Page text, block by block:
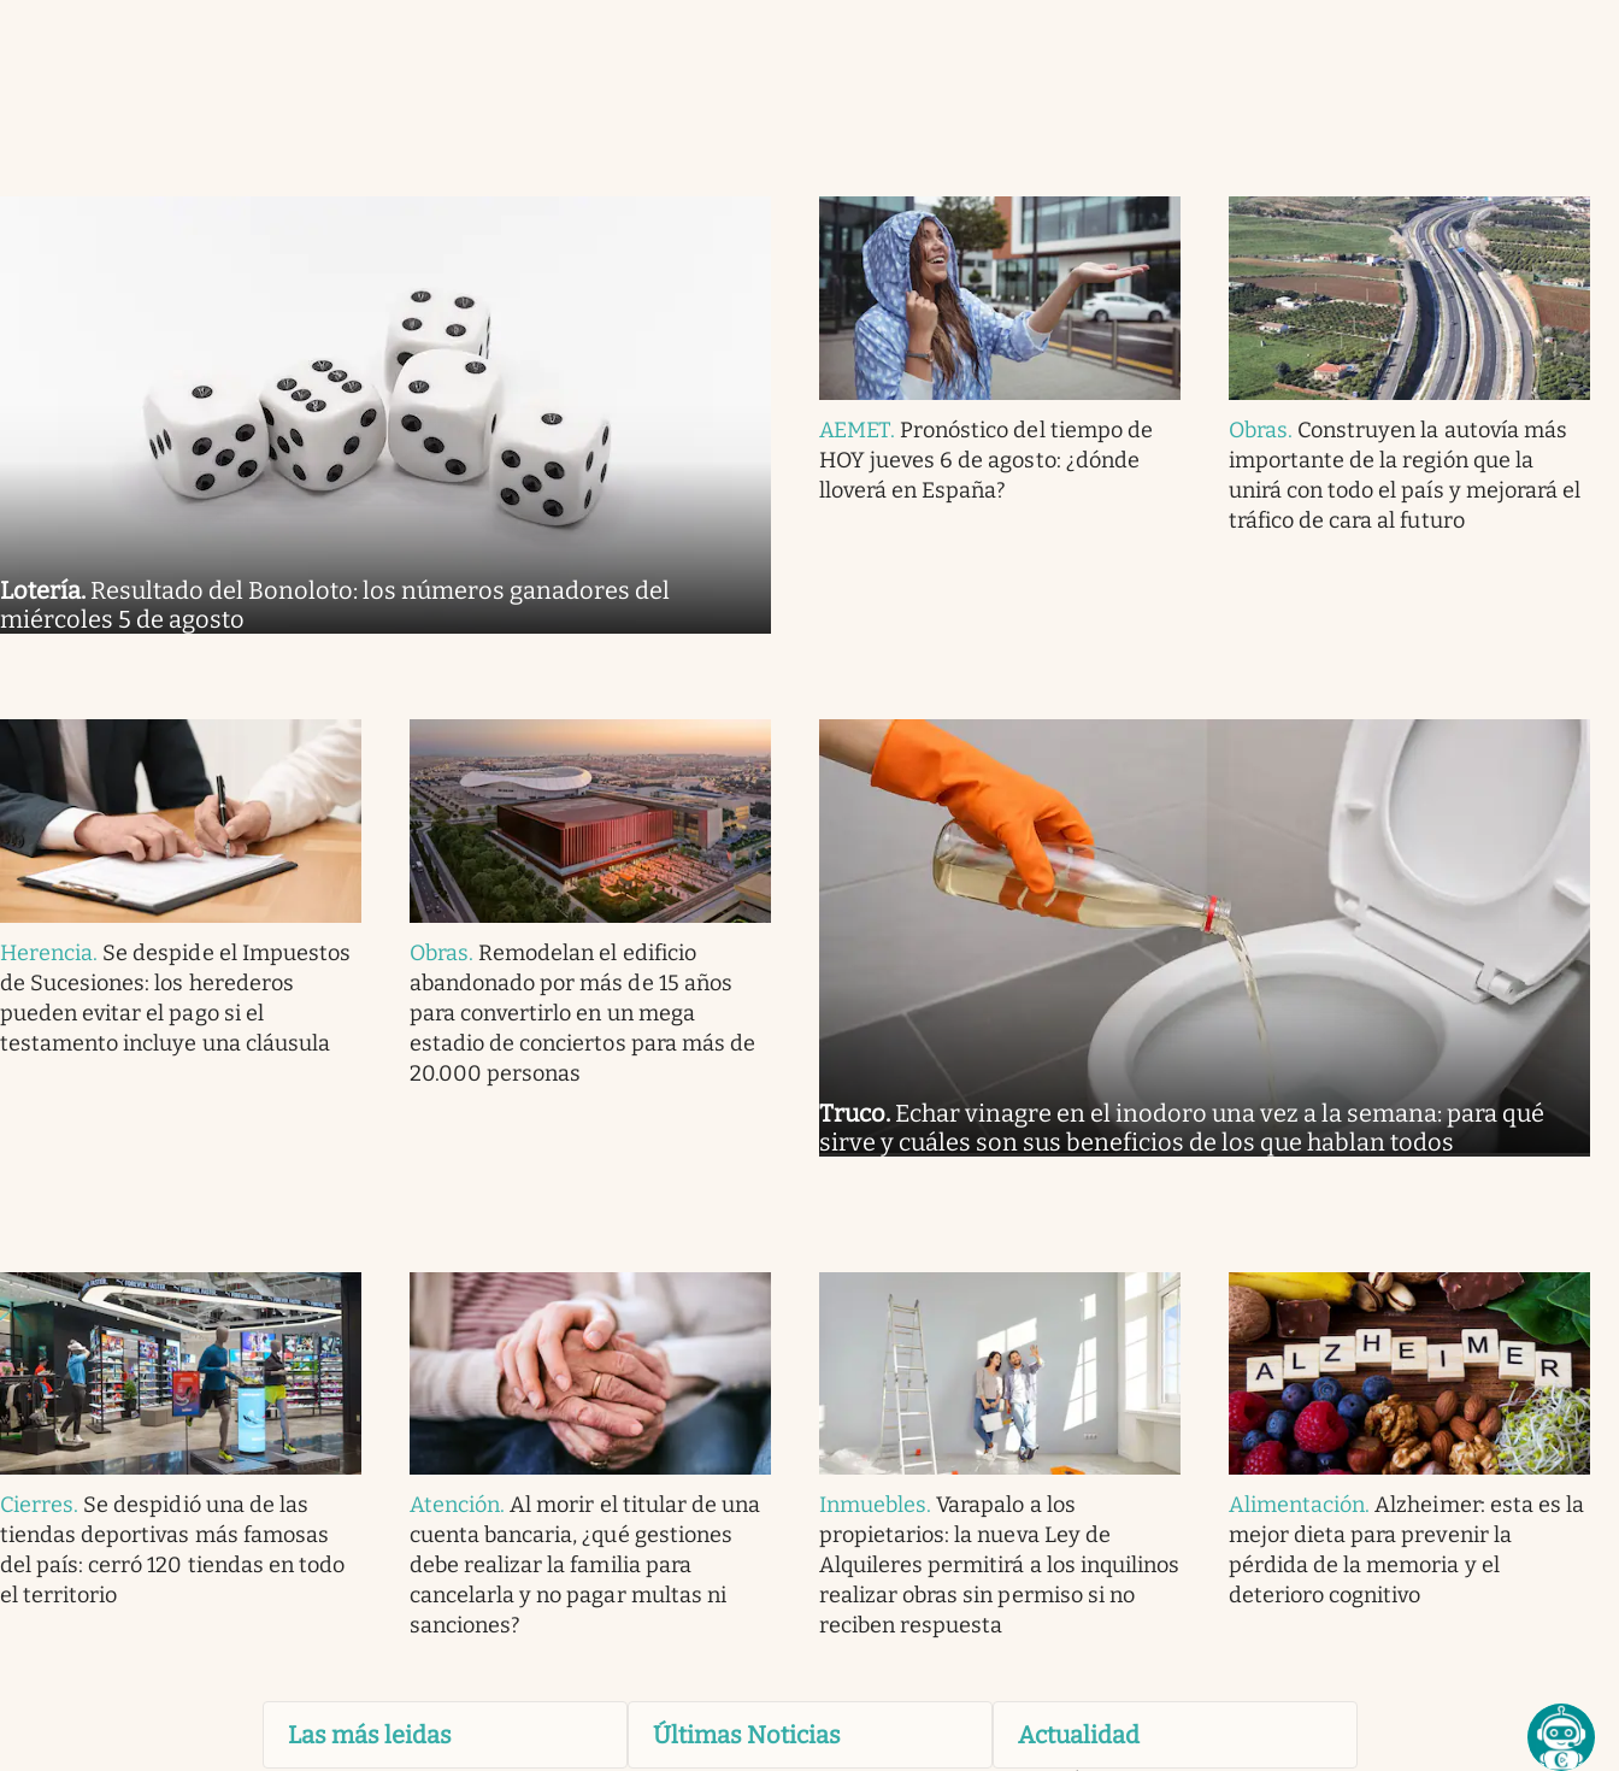
Lotería. Resultado del Bonoloto: los números ganadores del
miércoles 5 de agosto
AEMET. Pronóstico del tiempo de
HOY jueves 6 de agosto: ¿dónde
lloverá en España?
Obras. Construyen la autovía más
importante de la región que la
unirá con todo el país y mejorará el
tráfico de cara al futuro
Herencia. Se despide el Impuestos
de Sucesiones: los herederos
pueden evitar el pago si el
testamento incluye una cláusula
Obras. Remodelan el edificio
abandonado por más de 15 años
para convertirlo en un mega
estadio de conciertos para más de
20.000 personas
Truco. Echar vinagre en el inodoro una vez a la semana: para qué
sirve y cuáles son sus beneficios de los que hablan todos
Cierres. Se despidió una de las
tiendas deportivas más famosas
del país: cerró 120 tiendas en todo
el territorio
Atención.Al morir el titular de una
cuenta bancaria, ¿qué gestiones
debe realizar la familia para
cancelarla y no pagar multas ni
sanciones?
Inmuebles.Varapalo a los
propietarios: la nueva Ley de
Alquileres permitirá a los inquilinos
realizar obras sin permiso si no
reciben respuesta
Alimentación.Alzheimer: esta es la
mejor dieta para prevenir la
pérdida de la memoria y el
deterioro cognitivo
Las más leidas Últimas Noticias Actualidad